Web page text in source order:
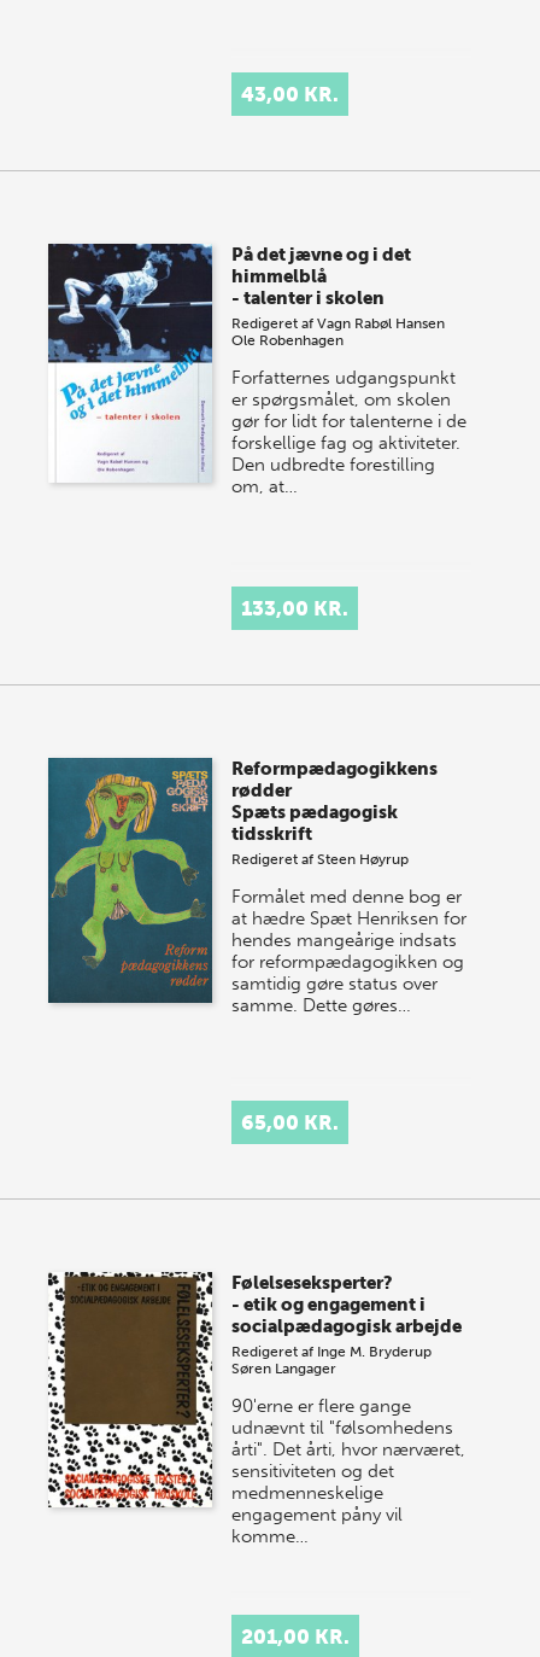
43,00 KR.
På det jævne og i det
himmelblå
- talenter i skolen
Redigeret afVagn Rabøl Hansen
Ole Robenhagen
Forfatternes udgangspunkt
er spørgsmålet, om skolen
gør for lidt for talenterne i de
forskellige fag og aktiviteter.
Den udbredte forestilling
om, at…
133,00 KR.
Reformpædagogikkens
rødder
Spæts pædagogisk
tidsskrift
Redigeret afSteen Høyrup
Formålet med denne bog er
at hædre Spæt Henriksen for
hendes mangeårige indsats
for reformpædagogikken og
samtidig gøre status over
samme. Dette gøres…
65,00 KR.
Følelseseksperter?
- etik og engagement i
socialpædagogisk arbejde
Redigeret af Inge M. Bryderup
Søren Langager
90'erne er flere gange
udnævnt til "følsomhedens
årti". Det årti, hvor nærværet,
sensitiviteten og det
medmenneskelige
engagement påny vil
komme…
201,00 KR.